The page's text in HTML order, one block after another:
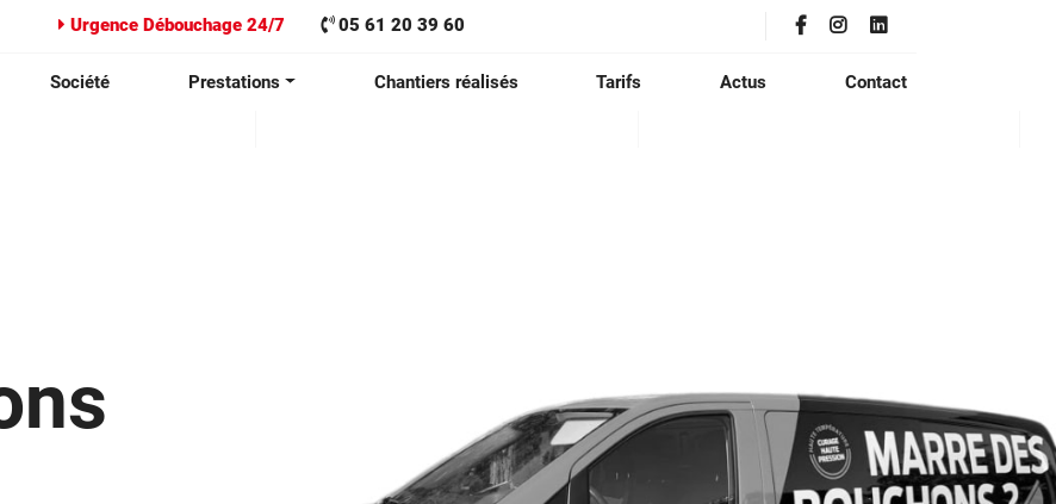
Société Prestations Chantiers réalisés Tarifs Actus Contact
Urgence Débouchage 24/7 05 61 20 39 60